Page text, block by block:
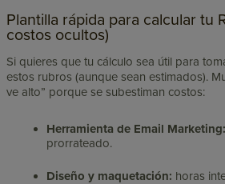
Plantilla rápida para calcular tu
costos ocultos)
Si quieres que tu cálculo sea útil para
estos rubros (aunque sean estimados).
ve alto” porque se subestiman costos:
Herramienta de Email Marketing:
prorrateado.
Diseño y maquetación: horas